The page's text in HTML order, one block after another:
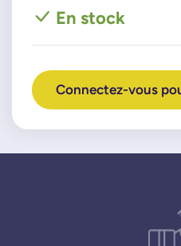
En stock
Connectez-vous